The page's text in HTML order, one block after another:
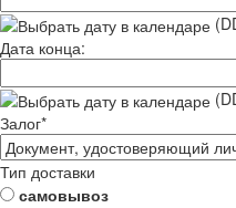
Дата конца:
Залог*
Тип доставки
самовывоз